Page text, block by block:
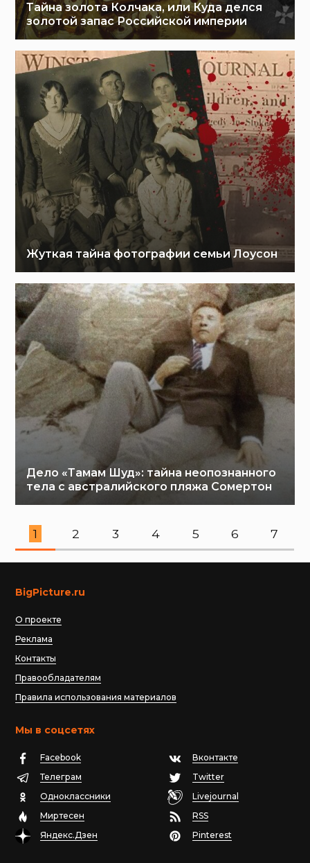
Тайна золота Колчака, или Куда делся
золотой запас Российской империи
Жуткая тайна фотографии семьи Лоусон
Дело «Тамам Шуд»: тайна неопознанного
тела с австралийского пляжа Сомертон
1 2 3 4 5 6 7
BigPicture.ru
О проекте
Реклама
Контакты
Правообладателям
Правила использования материалов
Мы в соцсетях
Facebook
Вконтакте
Телеграм
Twitter
Одноклассники
Livejournal
Миртесен
RSS
Яндекс.Дзен
Pinterest